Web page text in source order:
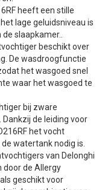
heeft een stille
lage geluidsniveau is
slaapkamer..
beschikt over
De wasdroogfunctie
het wasgoed snel
waar het wasgoed te
bij zware
de leiding voor
het vocht
watertank nodig is.
van Delonghi
door de Allergy
geschikt voor